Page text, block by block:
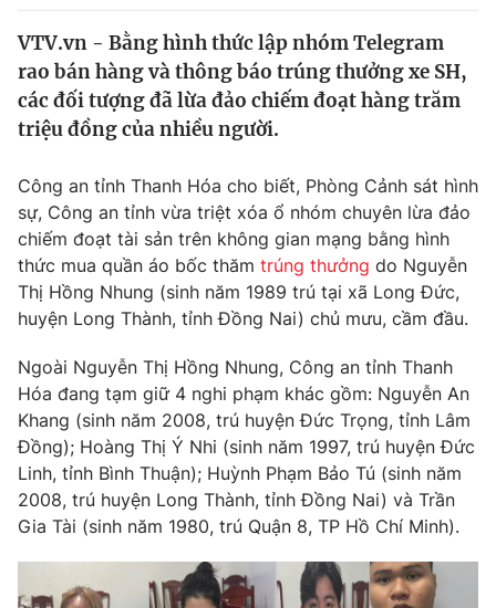
Thế giới
Tin tức
Câu chuyện quốc tế
Kinh tế
Tài chính
Thị trường
Góc doanh nghiệp
Dữ liệu và đời sống
Truyền hình
Phim VTV
Hậu trường
Nhân vật
Khán giả
Giải sao mai
Điện ảnh
Âm nhạc
Sao
Đời sống
Du lịch
Làm đẹp
Chất lượng cuộc sống
Giáo dục
Tuyển sinh
Học trực tuyến
Công nghệ
Hitech Công nghệ tương lai
Giao lưu trực tuyến
VTV.vn - Bằng hình thức lập nhóm Telegram
rao bán hàng và thông báo trúng thưởng xe SH,
các đối tượng đã lừa đảo chiếm đoạt hàng trăm
triệu đồng của nhiều người.
Công an tỉnh Thanh Hóa cho biết, Phòng Cảnh sát hình
sự, Công an tỉnh vừa triệt xóa ổ nhóm chuyên lừa đảo
chiếm đoạt tài sản trên không gian mạng bằng hình
thức mua quần áo bốc thăm trúng thưởng do Nguyễn
Thị Hồng Nhung (sinh năm 1989 trú tại xã Long Đức,
huyện Long Thành, tỉnh Đồng Nai) chủ mưu, cầm đầu.
Ngoài Nguyễn Thị Hồng Nhung, Công an tỉnh Thanh
Hóa đang tạm giữ 4 nghi phạm khác gồm: Nguyễn An
Khang (sinh năm 2008, trú huyện Đức Trọng, tỉnh Lâm
Đồng); Hoàng Thị Ý Nhi (sinh năm 1997, trú huyện Đức
Linh, tỉnh Bình Thuận); Huỳnh Phạm Bảo Tú (sinh năm
2008, trú huyện Long Thành, tỉnh Đồng Nai) và Trần
Gia Tài (sinh năm 1980, trú Quận 8, TP Hồ Chí Minh).